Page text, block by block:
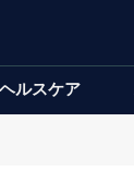
ヘルスケア